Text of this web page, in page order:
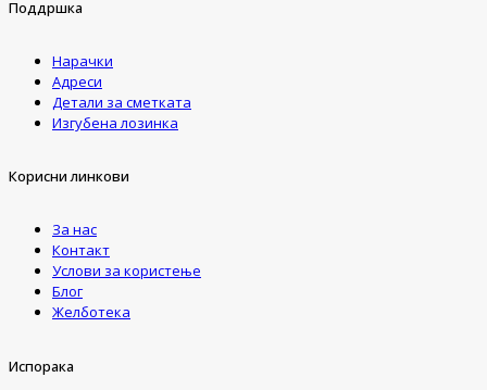
Поддршка
Нарачки
Адреси
Детали за сметката
Изгубена лозинка
Корисни линкови
За нас
Контакт
Услови за користење
Блог
Желботека
Испорака